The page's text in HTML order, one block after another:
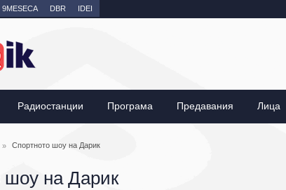
9MESECA DBR IDEI
Радиостанции Програма Предавания Лица
шоу на Дарик
Спортното шоу на Дарик